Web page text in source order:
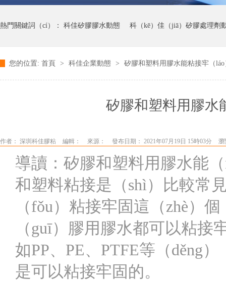
熱門關鍵詞（cí）： 科佳矽膠膠水動態 科（kē）佳（jiā）矽膠處理劑
科佳UV無影膠水動態（tài） 科佳快幹膠動態
您的位置: 首頁 > 科佳企業動態 > 矽膠和塑料用膠水能粘接牢（
矽膠和塑料用膠水
作者： 深圳科佳膠粘 編輯： 來源： 發布日期： 2021年07月19日 15時03分 瀏
導讀：矽膠和塑料用膠水能
和塑料粘接是（shì）比較常
（fǒu）粘接牢固這（zhè）
（guī）膠用膠水都可以粘接
如PP、PE、PTFE等（děng
是可以粘接牢固的。